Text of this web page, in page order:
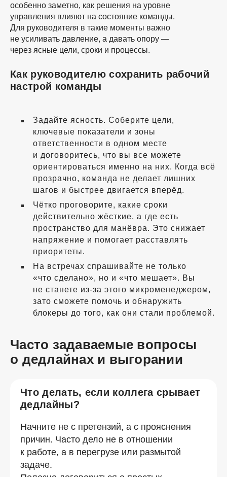
особенно заметно, как решения на уровне
управления влияют на состояние команды.
Для руководителя в такие моменты важно
не усиливать давление, а давать опору —
через ясные цели, сроки и процессы.
Как руководителю сохранить рабочий
настрой команды
Задайте ясность. Соберите цели,
ключевые показатели и зоны
ответственности в одном месте
и договоритесь, что вы все можете
ориентироваться именно на них. Когда всё
прозрачно, команда не делает лишних
шагов и быстрее двигается вперёд.
Чётко проговорите, какие сроки
действительно жёсткие, а где есть
пространство для манёвра. Это снижает
напряжение и помогает расставлять
приоритеты.
На встречах спрашивайте не только
«что сделано», но и «что мешает». Вы
не станете из-за этого микроменеджером,
зато сможете помочь и обнаружить
блокеры до того, как они стали проблемой.
Часто задаваемые вопросы
о дедлайнах и выгорании
Что делать, если коллега срывает
дедлайны?
Начните не с претензий, а с прояснения
причин. Часто дело не в отношении
к работе, а в перегрузе или размытой
задаче.